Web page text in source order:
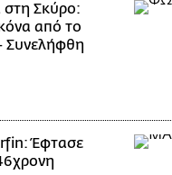
Σκύρο:
από το
Συνελήφθη
Έφτασε